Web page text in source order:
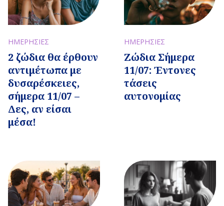
ΗΜΕΡΗΣΙΕΣ
2 ζώδια θα έρθουν
αντιμέτωπα με
δυσαρέσκειες,
σήμερα 11/07 –
Δες, αν είσαι
μέσα!
ΗΜΕΡΗΣΙΕΣ
Ζώδια Σήμερα
11/07: Έντονες
τάσεις
αυτονομίας